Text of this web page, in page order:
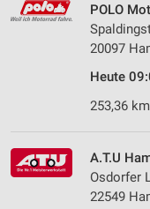
POLO
20097
Heute
253,36 km
A.T.U
Osdorfer
22549
Verwendung
Werbeanzeigen
Erstellung von
personalisierter
Erstellung von
von Inhalten